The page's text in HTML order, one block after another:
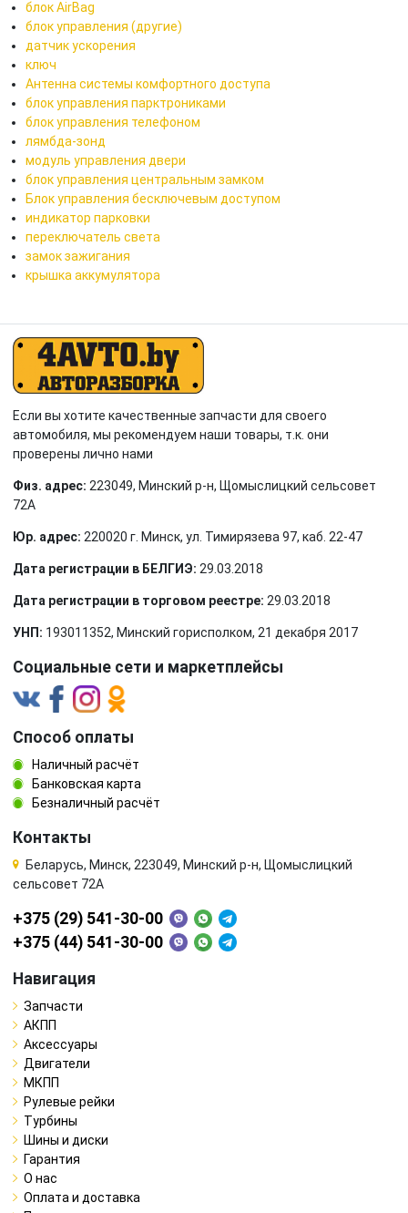
блок AirBag
блок управления (другие)
датчик ускорения
ключ
Антенна системы комфортного доступа
блок управления парктрониками
блок управления телефоном
лямбда-зонд
модуль управления двери
блок управления центральным замком
Блок управления бесключевым доступом
индикатор парковки
переключатель света
замок зажигания
крышка аккумулятора
Если вы хотите качественные запчасти для своего
автомобиля, мы рекомендуем наши товары, т.к. они
проверены лично нами
Физ. адрес: 223049, Минский р-н, Щомыслицкий сельсовет
72А
Юр. адрес: 220020 г. Минск, ул. Тимирязева 97, каб. 22-47
Дата регистрации в БЕЛГИЭ: 29.03.2018
Дата регистрации в торговом реестре: 29.03.2018
УНП: 193011352, Минский горисполком, 21 декабря 2017
Социальные сети и маркетплейсы
Способ оплаты
Наличный расчёт
Банковская карта
Безналичный расчёт
Контакты
Беларусь, Минск, 223049, Минский р-н, Щомыслицкий
сельсовет 72А
+375 (29) 541-30-00
+375 (44) 541-30-00
Навигация
Запчасти
АКПП
Аксессуары
Двигатели
МКПП
Рулевые рейки
Турбины
Шины и диски
Гарантия
О нас
Оплата и доставка